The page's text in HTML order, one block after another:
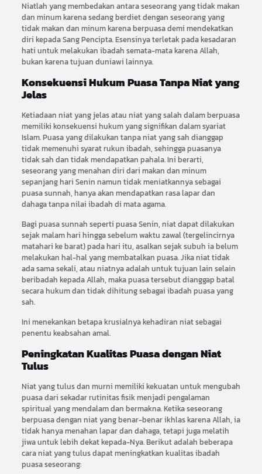
Niatlah yang membedakan antara seseorang yang tidak makan
dan minum karena sedang berdiet dengan seseorang yang
tidak makan dan minum karena berpuasa demi mendekatkan
diri kepada Sang Pencipta. Esensinya terletak pada kesadaran
hati untuk melakukan ibadah semata-mata karena Allah,
bukan karena tujuan duniawi lainnya.
Konsekuensi Hukum Puasa Tanpa Niat yang
Jelas
Ketiadaan niat yang jelas atau niat yang salah dalam berpuasa
memiliki konsekuensi hukum yang signifikan dalam syariat
Islam. Puasa yang dilakukan tanpa niat yang sah dianggap
tidak memenuhi syarat rukun ibadah, sehingga puasanya
tidak sah dan tidak mendapatkan pahala. Ini berarti,
seseorang yang menahan diri dari makan dan minum
sepanjang hari Senin namun tidak meniatkannya sebagai
puasa sunnah, hanya akan mendapatkan rasa lapar dan
dahaga tanpa nilai ibadah di mata agama.
Bagi puasa sunnah seperti puasa Senin, niat dapat dilakukan
sejak malam hari hingga sebelum waktu zawal (tergelincirnya
matahari ke barat) pada hari itu, asalkan sejak subuh ia belum
melakukan hal-hal yang membatalkan puasa. Jika niat tidak
ada sama sekali, atau niatnya adalah untuk tujuan lain selain
beribadah kepada Allah, maka puasa tersebut dianggap batal
secara hukum dan tidak dihitung sebagai ibadah puasa yang
sah.
Ini menekankan betapa krusialnya kehadiran niat sebagai
penentu keabsahan amal.
Peningkatan Kualitas Puasa dengan Niat
Tulus
Niat yang tulus dan murni memiliki kekuatan untuk mengubah
puasa dari sekadar rutinitas fisik menjadi pengalaman
spiritual yang mendalam dan bermakna. Ketika seseorang
berpuasa dengan niat yang benar-benar ikhlas karena Allah, ia
tidak hanya menahan lapar dan dahaga, tetapi juga melatih
jiwa untuk lebih dekat kepada-Nya. Berikut adalah beberapa
cara niat yang tulus dapat meningkatkan kualitas ibadah
puasa seseorang: